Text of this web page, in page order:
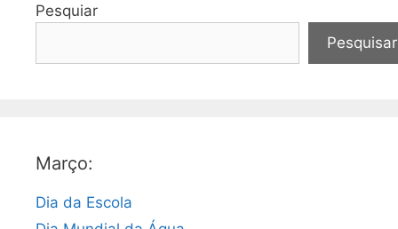
Pesquiar
Pesquisar
Março:
Dia da Escola